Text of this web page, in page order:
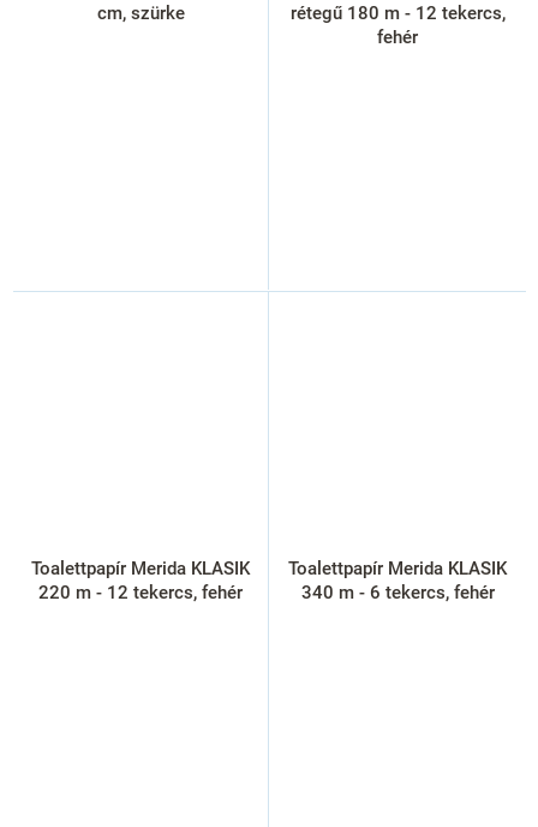
cm, szürke
rétegű 180 m - 12 tekercs,
fehér
Toalettpapír Merida KLASIK
220 m - 12 tekercs, fehér
Toalettpapír Merida KLASIK
340 m - 6 tekercs, fehér